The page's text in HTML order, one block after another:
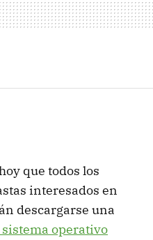
que todos los
interesados en
descargarse una
sistema operativo